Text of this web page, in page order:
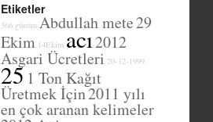
Etiketler
366 günüm Abdullah mete29
Ekim 14Ekim acı2012
Asgari Ücretleri 20-12-1999
251 Ton Kağıt
Üretmek İçin2011 yılı
en çok aranan kelimeler